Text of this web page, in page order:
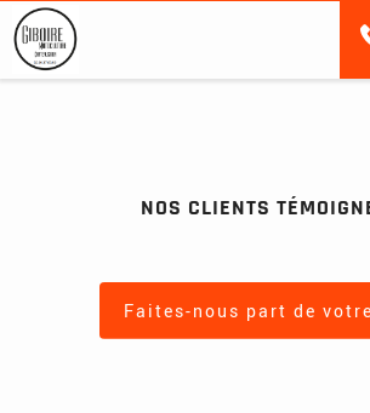
NOS CLIENTS
Faites-nous part de